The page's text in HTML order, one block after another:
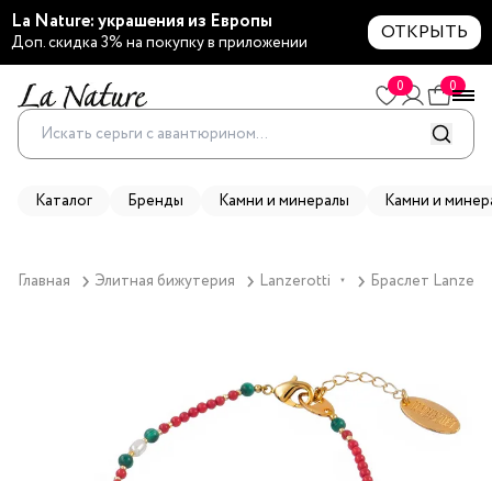
La Nature: украшения из Европы
Доп. скидка 3% на покупку в приложении ОТКРЫТЬ
0 0
Каталог Бренды Камни и минералы Камни и
Главная Элитная бижутерия Lanzerotti ▼ Браслет